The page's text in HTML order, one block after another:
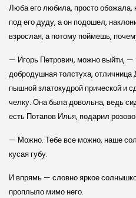
Люба его любила, просто обожала,
под его дуду, а он подошел,
взрослая, а потому поймешь,
— Игорь Петрович, можно выйти, —
добродушная толстуха, отличница
пышной златокудрой прической и
челку. Она была довольна, ведь
есть Потапов Илья, подарил
— Можно. Тебе все можно, наше
кусая губу.
И впрямь — словно яркое
проплыло мимо него.